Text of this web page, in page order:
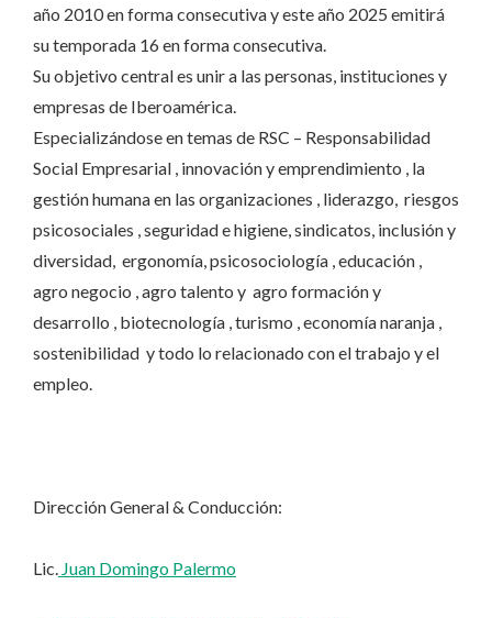
año 2010 en forma consecutiva y este año 2025 emitirá
su temporada 16 en forma consecutiva.
Su objetivo central es unir a las personas, instituciones y
empresas de Iberoamérica.
Especializándose en temas de RSC – Responsabilidad
Social Empresarial , innovación y emprendimiento , la
gestión humana en las organizaciones , liderazgo, riesgos
psicosociales , seguridad e higiene, sindicatos, inclusión y
diversidad, ergonomía, psicosociología , educación ,
agro negocio , agro talento y agro formación y
desarrollo , biotecnología , turismo , economía naranja ,
sostenibilidad y todo lo relacionado con el trabajo y el
empleo.
Dirección General & Conducción:
Lic. Juan Domingo Palermo